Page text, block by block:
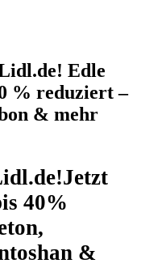
Edle
% reduziert –
& mehr
Jetzt
40%
&